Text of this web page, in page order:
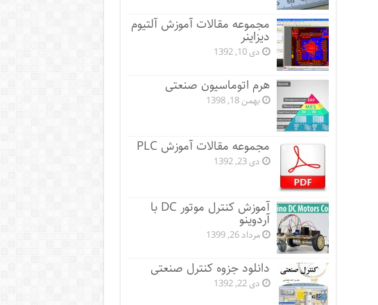
مجموعه مقالات آموزش آلتیوم
دیزاینر
دی 10, 1392
هرم اتوماسیون صنعتی
بهمن 18, 1398
مجموعه مقالات آموزش PLC
دی 23, 1392
آموزش کنترل موتور DC با
آردوینو
مرداد 26, 1399
دانلود جزوه کنترل صنعتی
دی 22, 1392